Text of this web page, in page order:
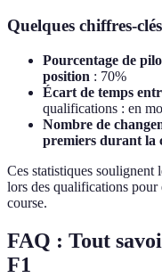
Quelques chiffres-
Pourcentage de
position : 70%
Écart de temps
qualifications : en
Nombre de
premiers durant la
Ces statistiques soulignent
lors des qualifications pour
course.
FAQ : Tout
F1